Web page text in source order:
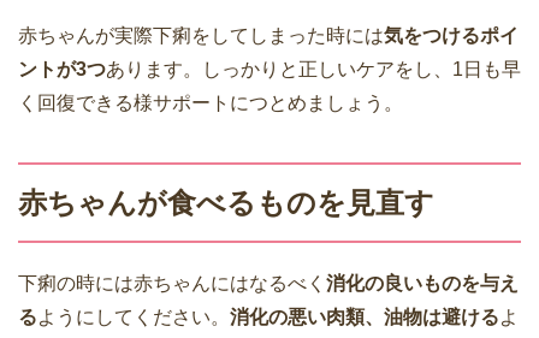
赤ちゃんが実際下痢をしてしまった時には気をつけるポイ
ントが3つあります。しっかりと正しいケアをし、1日も早
く回復できる様サポートにつとめましょう。
赤ちゃんが食べるものを見直す
下痢の時には赤ちゃんにはなるべく 消化の良いものを与え
るようにしてください。 消化の悪い肉類、油物は避けるよ